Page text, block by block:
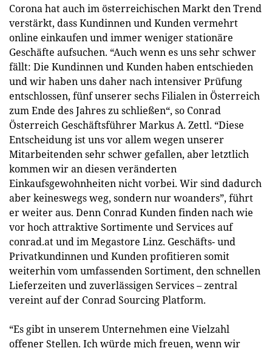
Corona hat auch im österreichischen Markt den Trend
verstärkt, dass Kundinnen und Kunden vermehrt
online einkaufen und immer weniger stationäre
Geschäfte aufsuchen. “Auch wenn es uns sehr schwer
fällt: Die Kundinnen und Kunden haben entschieden
und wir haben uns daher nach intensiver Prüfung
entschlossen, fünf unserer sechs Filialen in Österreich
zum Ende des Jahres zu schließen“, so Conrad
Österreich Geschäftsführer Markus A. Zettl. “Diese
Entscheidung ist uns vor allem wegen unserer
Mitarbeitenden sehr schwer gefallen, aber letztlich
kommen wir an diesen veränderten
Einkaufsgewohnheiten nicht vorbei. Wir sind dadurch
aber keineswegs weg, sondern nur woanders”, führt
er weiter aus. Denn Conrad Kunden finden nach wie
vor hoch attraktive Sortimente und Services auf
conrad.at und im Megastore Linz. Geschäfts- und
Privatkundinnen und Kunden profitieren somit
weiterhin vom umfassenden Sortiment, den schnellen
Lieferzeiten und zuverlässigen Services – zentral
vereint auf der Conrad Sourcing Platform.
“Es gibt in unserem Unternehmen eine Vielzahl
offener Stellen. Ich würde mich freuen, wenn wir